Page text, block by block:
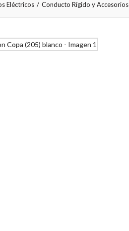
Eléctricos Conducto Rígido y Accesorios